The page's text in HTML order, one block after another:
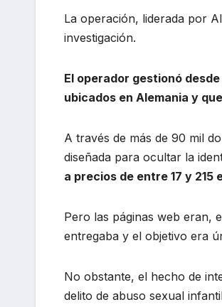
La operación, liderada por
investigación.
El operador gestionó
ubicados en Alemania y
A través de más de 90 mil
diseñada para ocultar la
a precios de entre 17 y 215
Pero las páginas web eran,
entregaba y el objetivo era
No obstante, el hecho de
delito de abuso sexual